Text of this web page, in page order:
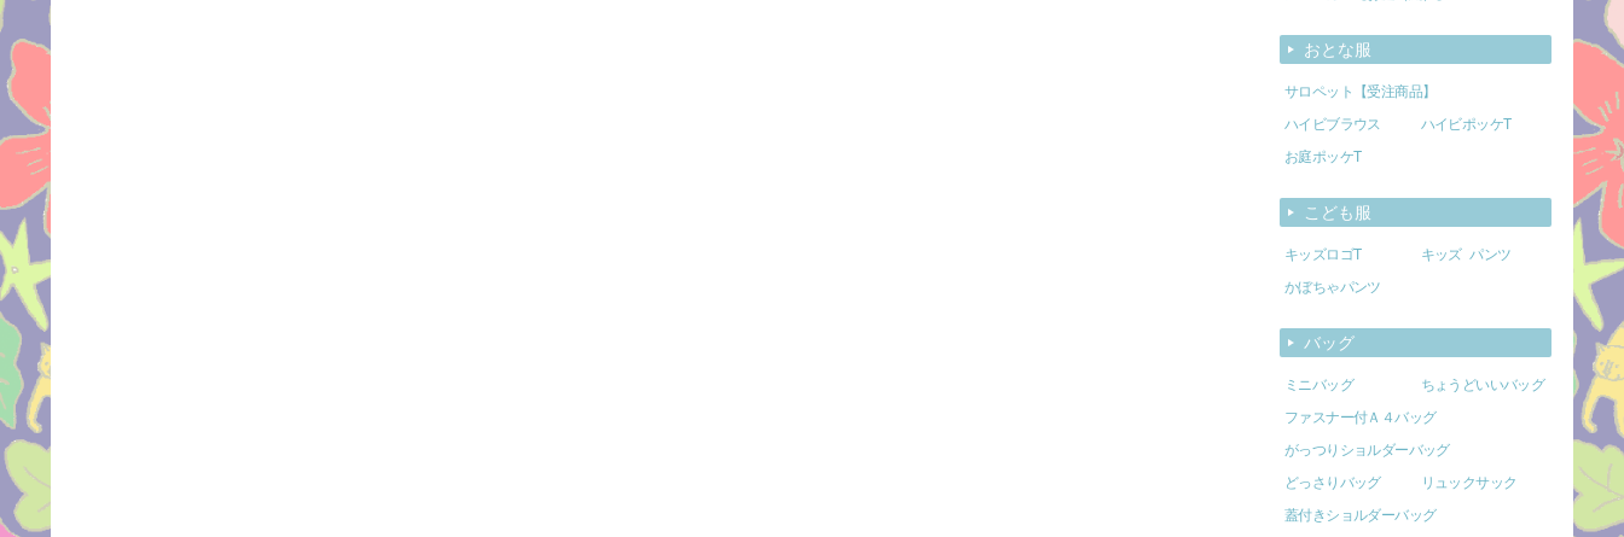
おとな服
サロペット【受注商品】
ハイビブラウス
ハイビポッケT
お庭ポッケT
こども服
キッズロゴT
キッズ パンツ
かぼちゃパンツ
バッグ
ミニバッグ
ちょうどいいバッグ
ファスナー付Ａ４バッグ
がっつりショルダーバッグ
どっさりバッグ
リュックサック
蓋付きショルダーバッグ